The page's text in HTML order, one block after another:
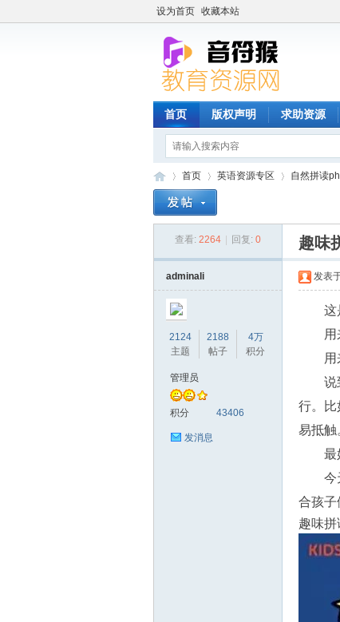
设为首页 收藏本站
首页 版权声明 求助资源
首页
›
英语资源专区 自然拼读
查看: 2264 回复: 0 趣味
adminali
2124
主题
2188
帖子
4万
积分
管理员
积分 43406
发消息
发表
这
说
行。
易抵触
最
今
合孩子
趣味